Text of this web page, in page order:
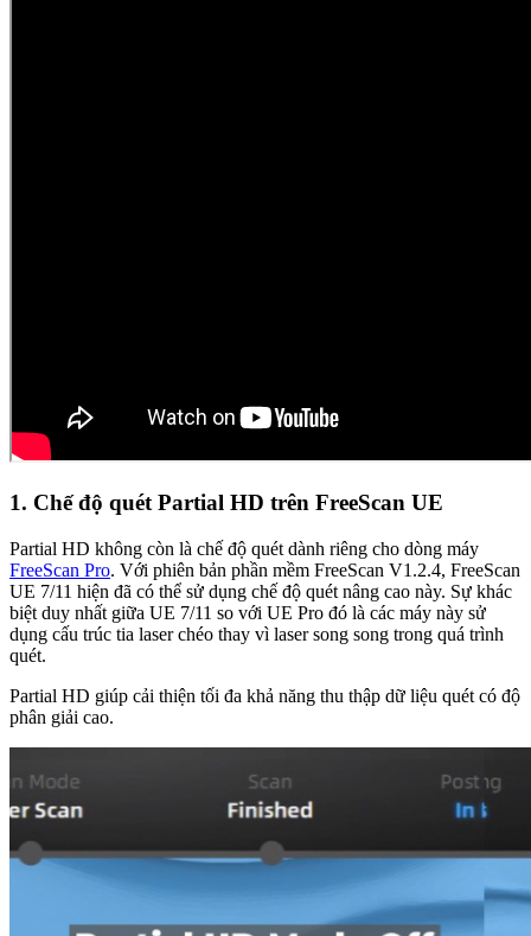
1. Chế độ quét Partial HD trên FreeScan UE
Partial HD không còn là chế độ quét dành riêng cho dòng máy
FreeScan Pro. Với phiên bản phần mềm FreeScan V1.2.4, FreeScan
UE 7/11 hiện đã có thể sử dụng chế độ quét nâng cao này. Sự khác
biệt duy nhất giữa UE 7/11 so với UE Pro đó là các máy này sử
dụng cấu trúc tia laser chéo thay vì laser song song trong quá trình
quét.
Partial HD giúp cải thiện tối đa khả năng thu thập dữ liệu quét có độ
phân giải cao.